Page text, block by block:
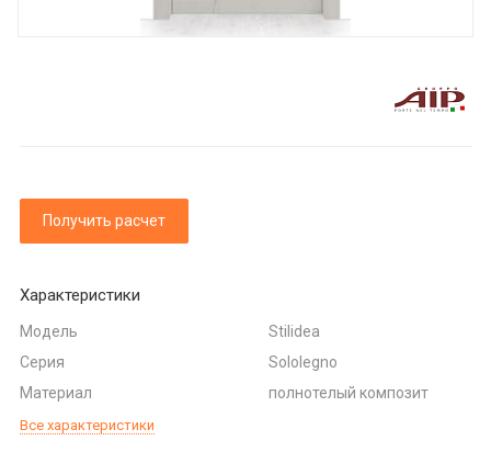
Получить расчет
Характеристики
Модель
Stilidea
Серия
Sololegno
Материал
полнотелый композит
Все характеристики